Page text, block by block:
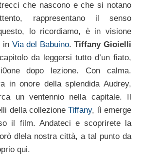
che nascono e che si notano
rappresentano il senso
lo ricordiamo, è in visione
in Via del Babuino.Tiffany Gioielli
da leggersi tutto d’un fiato,
dopo lezione. Con calma.
in onore della splendida Audrey,
un ventennio nella capitale. Il
della collezioneTiffany, lì emerge
il film. Andateci e scoprirete la
dlela nostra città, a tal punto da
qui.